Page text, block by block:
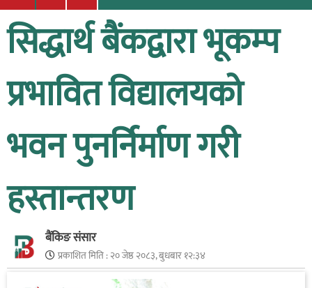
o
सिद्धार्थ बैंकद्वारा भूकम्प
प्रभावित विद्यालयको
भवन पुनर्निर्माण गरी
हस्तान्तरण
बैंकिङ संसार
प्रकाशित मिति :२० जेष्ठ २०८३, बुधबार १२:३४